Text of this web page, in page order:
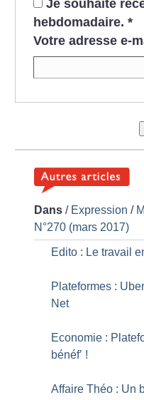
Je souhaite
hebdomadaire. *
Votre adresse e-
Dans / Expression /
N°270 (mars 2017)
Edito : Le travail
Plateformes :
Net
Economie :
bénéf’ !
Affaire Théo : Un